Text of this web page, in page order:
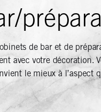
Chine
Inde –
de bar et de
avec votre décoration.
le mieux à l’aspect